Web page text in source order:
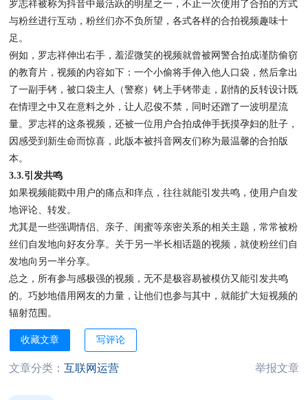
罗志祥被称为抖音中最活跃的明星之一，不止一次使用了合拍的方式
与粉丝进行互动，粉丝们亦不负所望，各式各样的合拍视频趣味十
足。
例如，罗志祥伸出右手，羞涩微笑的视频就曾被网警合拍成谨防偷窃
的教育片，视频的内容如下：一个小偷将手伸入他人口袋，然后拿出
了一副手铐，被口袋主人（警察）铐上手铐带走，剧情的反转设计既
在情理之中又在意料之外，让人忍俊不禁，同时还蹭了一波明星流
量。罗志祥的这条视频，还被一位用户合拍成伸手抚摸孕妇的肚子，
因感受到新生命而惊喜，此版本被抖音网友们称为最温馨的合拍版
本。
3.3.引发共鸣
如果视频能戳中用户的痛点和痒点，往往就能引发共鸣，使用户自发
地评论、转发。
尤其是一些强调情侣、亲子、闺蜜等亲密关系的相关主题，常常被粉
丝们自发地向好友分享。关于另一半长相话题的视频，就使粉丝们自
发地向另一半分享。
总之，所有参与感极强的视频，无不是极容易被模仿又能引发共鸣
的。巧妙地借用网友的力量，让他们也参与其中，就能扩大短视频的
辐射范围。
收藏文章 写评论
文章分类： 互联网运营 举报文章